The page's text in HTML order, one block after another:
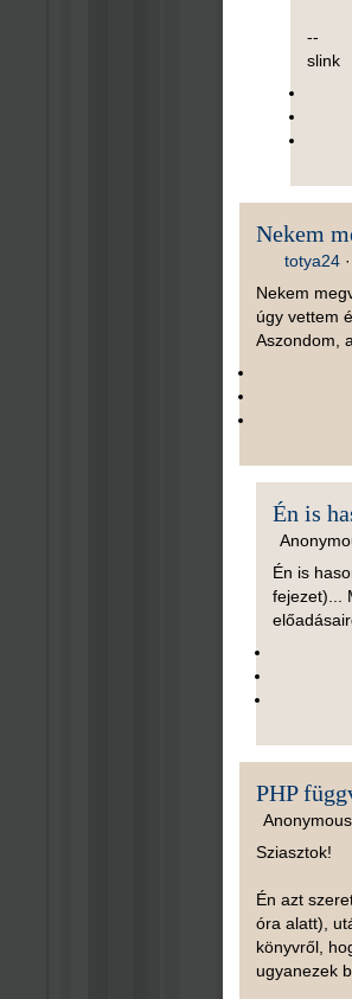
--
slink
Nekem
totya24·
Nekem
úgy vettem
Aszondom,
Én is
Én is
fejezet)...
PHP
Anonymous
Sziasztok!
Én azt
óra alatt),
könyvről,
ugyanezek